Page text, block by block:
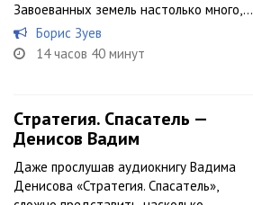
Завоеванных земель настолько много,...
Борис Зуев
14 часов 40 минут
Стратегия. Спасатель —
Денисов Вадим
Даже прослушав аудиокнигу Вадима
Денисова «Стратегия. Спасатель»,